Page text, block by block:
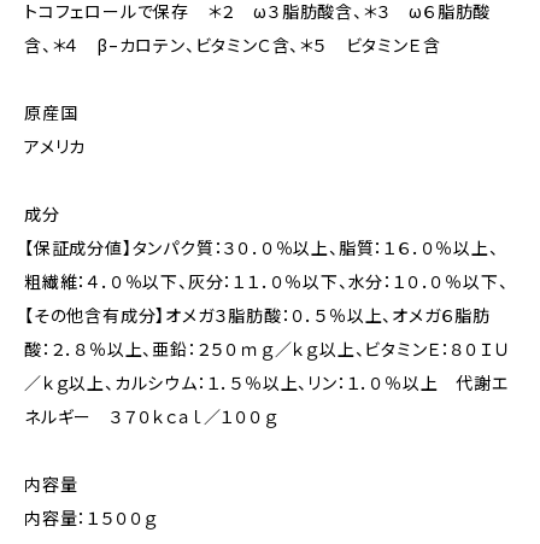
トコフェロールで保存 ＊２ ω３脂肪酸含、＊３ ω６脂肪酸
含、＊４ β−カロテン、ビタミンＣ含、＊５ ビタミンＥ含
原産国
アメリカ
成分
【保証成分値】タンパク質：３０．０％以上、脂質：１６．０％以上、
粗繊維：４．０％以下、灰分：１１．０％以下、水分：１０．０％以下、
【その他含有成分】オメガ３脂肪酸：０．５％以上、オメガ６脂肪
酸：２．８％以上、亜鉛：２５０ｍｇ／ｋｇ以上、ビタミンＥ：８０ＩＵ
／ｋｇ以上、カルシウム：１．５％以上、リン：１．０％以上 代謝エ
ネルギー ３７０ｋｃａｌ／１００ｇ
内容量
内容量：１５００ｇ